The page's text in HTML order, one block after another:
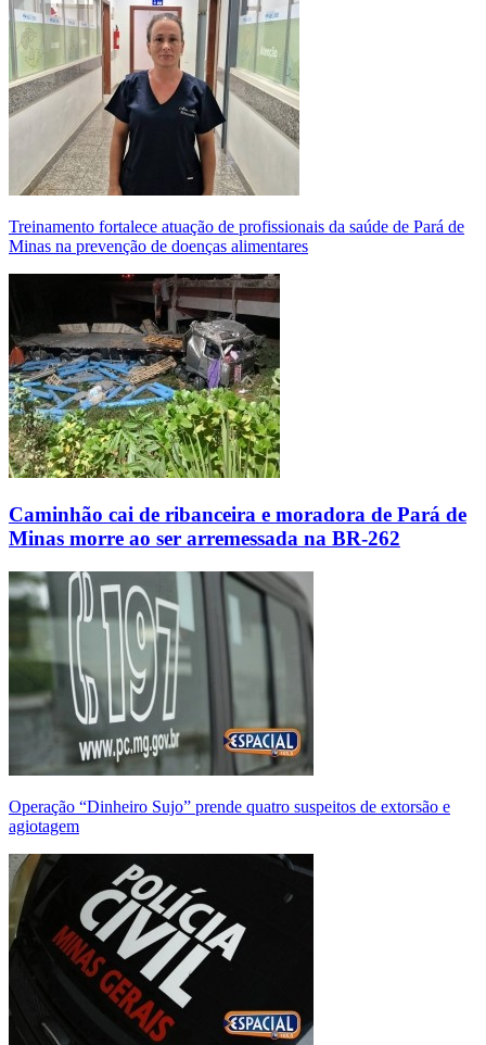
Treinamento fortalece atuação de profissionais da saúde de Pará de
Minas na prevenção de doenças alimentares
Caminhão cai de ribanceira e moradora de Pará de
Minas morre ao ser arremessada na BR-262
Operação “Dinheiro Sujo” prende quatro suspeitos de extorsão e
agiotagem